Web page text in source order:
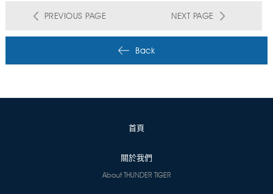
PREVIOUS PAGE NEXT PAGE
Back
首頁
關於我們
About THUNDER TIGER